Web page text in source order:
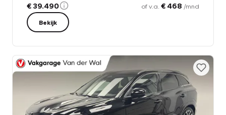
€ 39.490 of v.a. € 468 /mnd
Bekijk